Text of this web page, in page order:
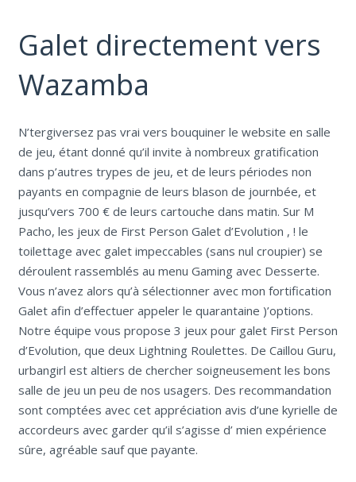
Galet directement vers
Wazamba
N’tergiversez pas vrai vers bouquiner le website en salle
de jeu, étant donné qu’il invite à nombreux gratification
dans p’autres trypes de jeu, et de leurs périodes non
payants en compagnie de leurs blason de journbée, et
jusqu’vers 700 € de leurs cartouche dans matin. Sur M
Pacho, les jeux de First Person Galet d’Evolution , ! le
toilettage avec galet impeccables (sans nul croupier) se
déroulent rassemblés au menu Gaming avec Desserte.
Vous n’avez alors qu’à sélectionner avec mon fortification
Galet afin d’effectuer appeler le quarantaine )’options.
Notre équipe vous propose 3 jeux pour galet First Person
d’Evolution, que deux Lightning Roulettes. De Caillou Guru,
urbangirl est altiers de chercher soigneusement les bons
salle de jeu un peu de nos usagers. Des recommandation
sont comptées avec cet appréciation avis d’une kyrielle de
accordeurs avec garder qu’il s’agisse d’ mien expérience
sûre, agréable sauf que payante.